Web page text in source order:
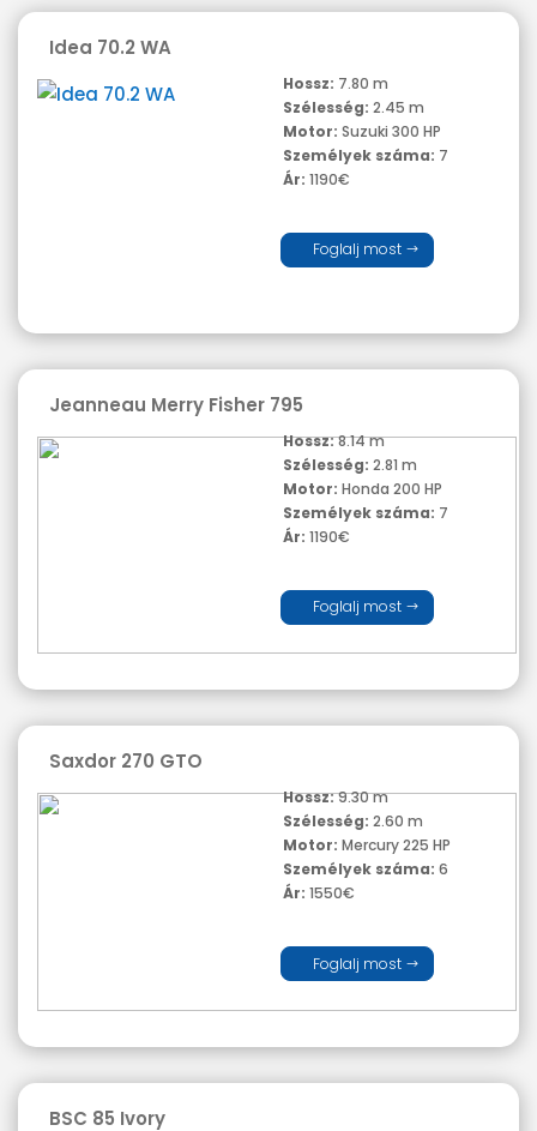
Idea 70.2 WA
Hossz: 7.80 m
Szélesség: 2.45 m
Motor: Suzuki 300 HP
Személyek száma: 7
Ár: 1190€
Foglalj most
Jeanneau Merry Fisher 795
Hossz:8.14 m
Szélesség: 2.81 m
Motor: Honda 200 HP
Személyek száma: 7
Ár: 1190€
Foglalj most
Saxdor 270 GTO
Hossz:9.30 m
Szélesség: 2.60 m
Motor: Mercury 225 HP
Személyek száma: 6
Ár: 1550€
Foglalj most
BSC 85 Ivory